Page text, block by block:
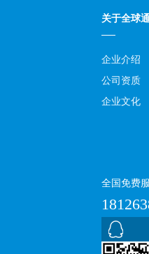
关于全球
企业介绍
公司资质
企业文化
全国免费